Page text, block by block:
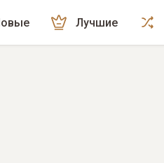
Лучшие